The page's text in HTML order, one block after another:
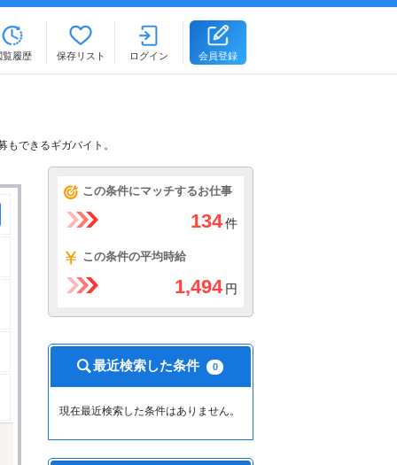
覧履歴 保存リスト ログイン 会員登録
できるギガバイト。
この条件にマッチするお仕事
134 件
この条件の平均時給
1,494 円
最近検索した条件 0
現在最近検索した条件はありません。